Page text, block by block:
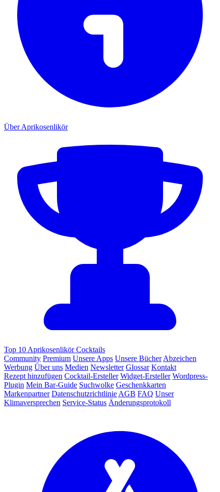
Über Aprikosenlikör
Top 10 Aprikosenlikör Cocktails
Community Premium Unsere Apps Unsere Bücher Abzeichen
Werbung Über uns Medien Newsletter Glossar Kontakt
Rezept hinzufügen Cocktail-Ersteller Widget-Ersteller Wordpress-
Plugin Mein Bar-Guide Suchwolke Geschenkkarten
Markenpartner Datenschutzrichtlinie AGB FAQ Unser
Klimaversprechen Service-Status Änderungsprotokoll